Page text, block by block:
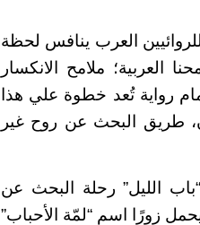
العرب ينافس لحظة
العربية؛ ملامح الانكسار
رواية تُعد خطوة علي هذا
طريق البحث عن روح غير
“باب الليل” رحلة البحث عن
زورًا اسم “لمّة الأحباب”